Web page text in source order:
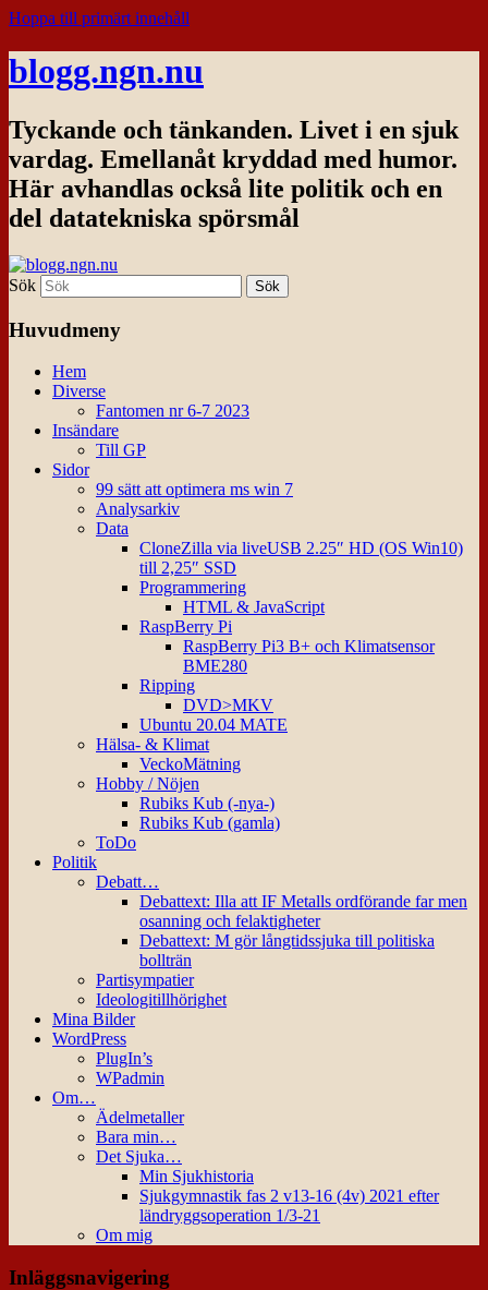
Hoppa till primärt innehåll
blogg.ngn.nu
Tyckande och tänkanden. Livet i en sjuk
vardag. Emellanåt kryddad med humor.
Här avhandlas också lite politik och en
del datatekniska spörsmål
Sök
Huvudmeny
Hem
Diverse
Fantomen nr 6-7 2023
Insändare
Till GP
Sidor
99 sätt att optimera ms win 7
Analysarkiv
Data
CloneZilla via liveUSB 2.25″ HD (OS Win10)
till 2,25″ SSD
Programmering
HTML & JavaScript
RaspBerry Pi
RaspBerry Pi3 B+ och Klimatsensor
BME280
Ripping
DVD>MKV
Ubuntu 20.04 MATE
Hälsa- & Klimat
VeckoMätning
Hobby / Nöjen
Rubiks Kub (-nya-)
Rubiks Kub (gamla)
ToDo
Politik
Debatt…
Debattext: Illa att IF Metalls ordförande far men
osanning och felaktigheter
Debattext: M gör långtidssjuka till politiska
bollträn
Partisympatier
Ideologitillhörighet
Mina Bilder
WordPress
PlugIn’s
WPadmin
Om…
Ädelmetaller
Bara min…
Det Sjuka…
Min Sjukhistoria
Sjukgymnastik fas 2 v13-16 (4v) 2021 efter
ländryggsoperation 1/3-21
Om mig
Inläggsnavigering